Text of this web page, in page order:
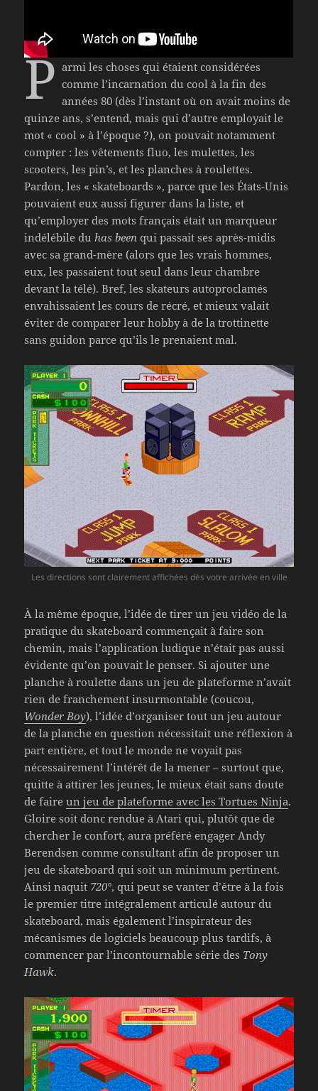
P armi les choses qui étaient considérées
comme l’incarnation du cool à la fin des
années 80 (dès l’instant où on avait moins de
quinze ans, s’entend, mais qui d’autre employait le
mot « cool » à l’époque ?), on pouvait notamment
compter : les vêtements fluo, les mulettes, les
scooters, les pin’s, et les planches à roulettes.
Pardon, les « skateboards », parce que les États-Unis
pouvaient eux aussi figurer dans la liste, et
qu’employer des mots français était un marqueur
indélébile du has been qui passait ses après-midis
avec sa grand-mère (alors que les vrais hommes,
eux, les passaient tout seul dans leur chambre
devant la télé). Bref, les skateurs autoproclamés
envahissaient les cours de récré, et mieux valait
éviter de comparer leur hobby à de la trottinette
sans guidon parce qu’ils le prenaient mal.
Les directions sont clairement affichées dès votre arrivée en ville
À la même époque, l’idée de tirer un jeu vidéo de la
pratique du skateboard commençait à faire son
chemin, mais l’application ludique n’était pas aussi
évidente qu’on pouvait le penser. Si ajouter une
planche à roulette dans un jeu de plateforme n’avait
rien de franchement insurmontable (coucou,
Wonder Boy), l’idée d’organiser tout un jeu autour
de la planche en question nécessitait une réflexion à
part entière, et tout le monde ne voyait pas
nécessairement l’intérêt de la mener – surtout que,
quitte à attirer les jeunes, le mieux était sans doute
de faireun jeu de plateforme avec les Tortues Ninja.
Gloire soit donc rendue à Atari qui, plutôt que de
chercher le confort, aura préféré engager Andy
Berendsen comme consultant afin de proposer un
jeu de skateboard qui soit un minimum pertinent.
Ainsi naquit 720°, qui peut se vanter d’être à la fois
le premier titre intégralement articulé autour du
skateboard, mais également l’inspirateur des
mécanismes de logiciels beaucoup plus tardifs, à
commencer par l’incontournable série des Tony
Hawk.